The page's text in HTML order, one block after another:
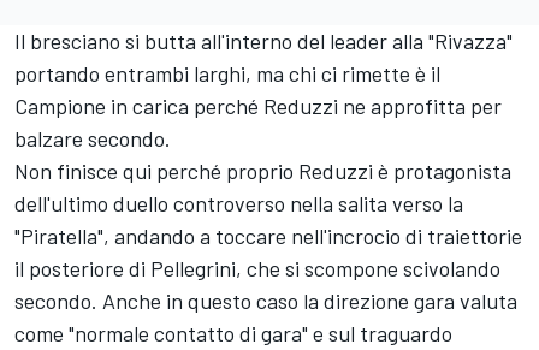
Il bresciano si butta all'interno del leader alla "Rivazza"
portando entrambi larghi, ma chi ci rimette è il
Campione in carica perché Reduzzi ne approfitta per
balzare secondo.
Non finisce qui perché proprio Reduzzi è protagonista
dell'ultimo duello controverso nella salita verso la
"Piratella", andando a toccare nell'incrocio di traiettorie
il posteriore di Pellegrini, che si scompone scivolando
secondo. Anche in questo caso la direzione gara valuta
come "normale contatto di gara" e sul traguardo